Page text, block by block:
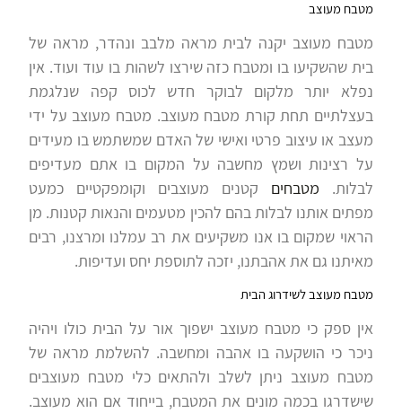
מטבח מעוצב
מטבח מעוצב יקנה לבית מראה מלבב ונהדר, מראה של
בית שהשקיעו בו ומטבח כזה שירצו לשהות בו עוד ועוד. אין
נפלא יותר מלקום לבוקר חדש לכוס קפה שנלגמת
בעצלתיים תחת קורת מטבח מעוצב. מטבח מעוצב על ידי
מעצב או עיצוב פרטי ואישי של האדם שמשתמש בו מעידים
על רצינות ושמץ מחשבה על המקום בו אתם מעדיפים
לבלות. מטבחים קטנים מעוצבים וקומפקטיים כמעט
מפתים אותנו לבלות בהם להכין מטעמים והנאות קטנות. מן
הראוי שמקום בו אנו משקיעים את רב עמלנו ומרצנו, רבים
מאיתנו גם את אהבתנו, יזכה לתוספת יחס ועדיפות.
מטבח מעוצב לשידרוג הבית
אין ספק כי מטבח מעוצב ישפוך אור על הבית כולו ויהיה
ניכר כי הושקעה בו אהבה ומחשבה. להשלמת מראה של
מטבח מעוצב ניתן לשלב ולהתאים כלי מטבח מעוצבים
שישדרגו בכמה מונים את המטבח, בייחוד אם הוא מעוצב.